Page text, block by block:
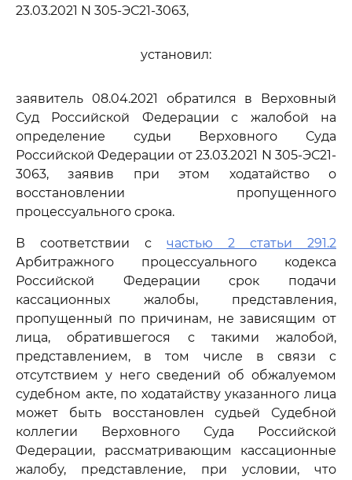
23.03.2021 N 305-ЭС21-3063,
установил:
заявитель 08.04.2021 обратился в Верховный
Суд Российской Федерации с жалобой на
определение судьи Верховного Суда
Российской Федерации от 23.03.2021 N 305-ЭС21-
3063, заявив при этом ходатайство о
восстановлении пропущенного
процессуального срока.
В соответствии с частью 2 статьи 291.2
Арбитражного процессуального кодекса
Российской Федерации срок подачи
кассационных жалобы, представления,
пропущенный по причинам, не зависящим от
лица, обратившегося с такими жалобой,
представлением, в том числе в связи с
отсутствием у него сведений об обжалуемом
судебном акте, по ходатайству указанного лица
может быть восстановлен судьей Судебной
коллегии Верховного Суда Российской
Федерации, рассматривающим кассационные
жалобу, представление, при условии, что